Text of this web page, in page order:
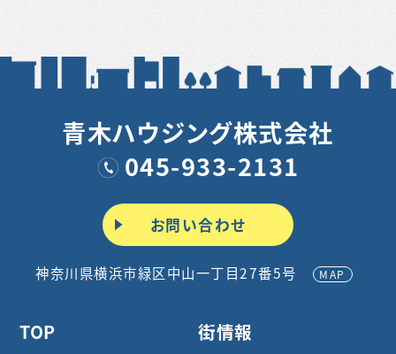
青木ハウジング株式会社
045-933-2131
お問い合わせ
神奈川県横浜市緑区中山一丁目27番5号 MAP
TOP 街情報